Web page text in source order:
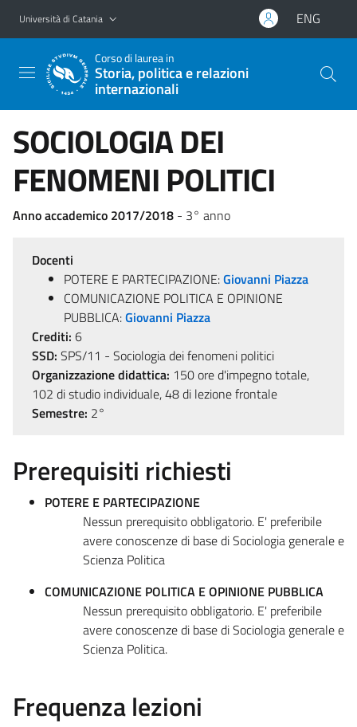
Vai al contenuto principale
Vai al menu di navigazione
Università di Catania ENG
Corso di laurea in
Storia, politica e relazioni
internazionali
SOCIOLOGIA DEI
FENOMENI POLITICI
Anno accademico 2017/2018 - 3° anno
Docenti
POTERE E PARTECIPAZIONE:Giovanni Piazza
COMUNICAZIONE POLITICA E OPINIONE
PUBBLICA:Giovanni Piazza
Crediti: 6
SSD: SPS/11 - Sociologia dei fenomeni politici
Organizzazione didattica: 150 ore d'impegno totale,
102 di studio individuale, 48 di lezione frontale
Semestre: 2°
Prerequisiti richiesti
POTERE E PARTECIPAZIONE
Nessun prerequisito obbligatorio. E' preferibile
avere conoscenze di base di Sociologia generale e
Scienza Politica
COMUNICAZIONE POLITICA E OPINIONE PUBBLICA
Nessun prerequisito obbligatorio. E' preferibile
avere conoscenze di base di Sociologia generale e
Scienza Politica.
Frequenza lezioni